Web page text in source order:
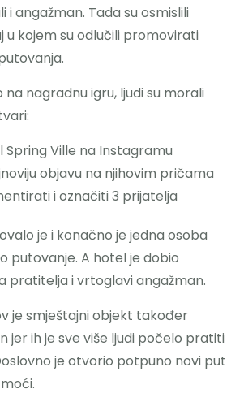
i angažman. Tada su osmislili
u kojem su odlučili promovirati
nagradnu igru, ljudi su morali
Spring Ville na Instagramu
objavu na njihovim pričama
i označiti 3 prijatelja
je i konačno je jedna osoba
putovanje. A hotel je dobio
pratitelja i vrtoglavi angažman.
je smještajni objekt također
jer ih je sve više ljudi počelo pratiti
je otvorio potpuno novi put